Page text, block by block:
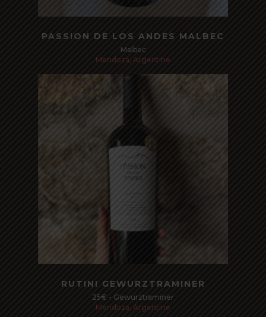
PASSION DE LOS ANDES MALBEC
Malbec
Mendoza, Argentine
RUTINI GEWURZTRAMINER
25€ - Gewurztraminer
Mendoza, Argentine